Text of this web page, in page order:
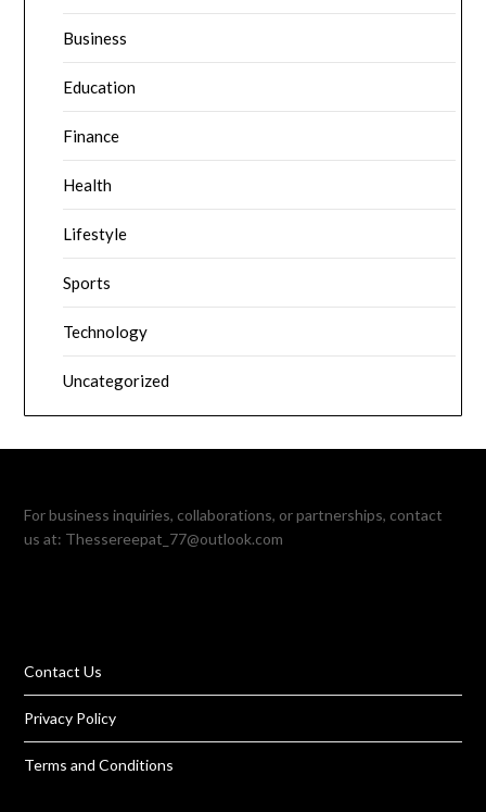
Business
Education
Finance
Health
Lifestyle
Sports
Technology
Uncategorized
For business inquiries, collaborations, or partnerships, contact
us at: Thessereepat_77@outlook.com
Contact Us
Privacy Policy
Terms and Conditions